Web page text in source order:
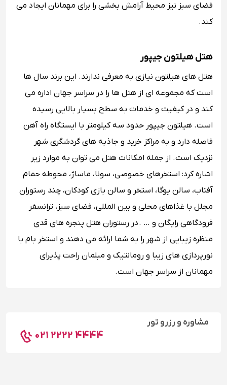
فضای سبز نیز محیط آرامش بخشی را برای مهمانان ایجاد می
کند.
هتل هیلتون جیپور
هتل های هیلتون نیازی به معرفی ندارند. این برند سال ها
است که مجموعه ای از هتل ها را در سراسر جهان اداره می
کند و در کیفیت و خدمات به سطح بسیار بالایی رسیده
است. هیلتون جیپور حدود سه کیلومتر با ایستگاه راه آهن
فاصله دارد و به مراکز خرید و جاذبه های گردشگری شهر
نزدیک است. از جمله امکانات هتل می توان به موارد زیر
اشاره کرد: استخرهای خصوصی، سونا، ماساژ، محوطه حمام
آفتاب، سالن یوگا، استخر و سالن بازی کودکان، چند رستوران
مجلل با غذاهای محلی و بین المللی، فضای سبز، ترانسفر
فرودگاهی رایگان و … . در رستوران هتل پنجره های قدی
منظره زیبایی از شهر را به شما ارائه می دهند و استخر بام با
نورپردازی های زیبا و رومانتیک و مبلمان راحت پذیرای
مهمانان از سراسر جهان است.
مشاوره و رزرو تور
021 2222 4444